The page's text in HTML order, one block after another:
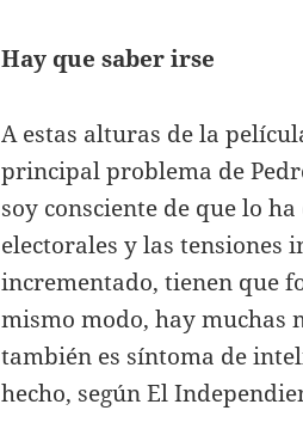
Hay que saber irse
A estas alturas de la
principal problema de
soy consciente de que lo
electorales y las tensiones
incrementado, tienen que
mismo modo, hay muchas
también es síntoma de
hecho, según El